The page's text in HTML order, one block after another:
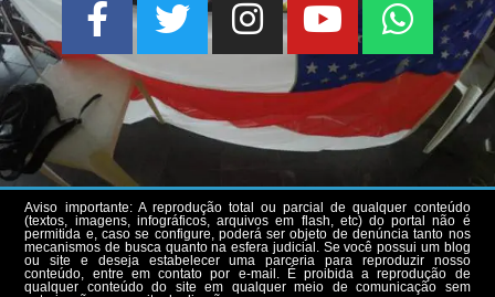
Aviso importante: A reprodução total ou parcial de qualquer conteúdo
(textos, imagens, infográficos, arquivos em flash, etc) do portal não é
permitida e, caso se configure, poderá ser objeto de denúncia tanto nos
mecanismos de busca quanto na esfera judicial. Se você possui um blog
ou site e deseja estabelecer uma parceria para reproduzir nosso
conteúdo, entre em contato por e-mail. É proibida a reprodução de
qualquer conteúdo do site em qualquer meio de comunicação sem